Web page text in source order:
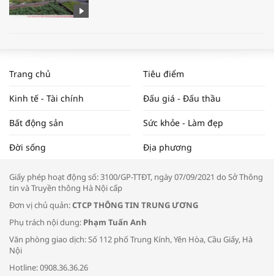
NAM NĂM 2024 VÀ NĂM 2025 | NHỊP
ĐẬP THỊ TRƯỜNG #62
Tọa đàm “Xúc tiến thương mại: Khơi
Bác sĩ tư vấn cách phòng tránh bệnh
đường hô hấp trong thời tiết giao mùa
Trang chủ Tiêu điểm
Kinh tế - Tài chính Đấu giá - Đấu thầu
Bất động sản Sức khỏe - Làm đẹp
Đời sống Địa phương
Giấy phép hoạt động số: 3100/GP-TTĐT, ngày 07/09/2021 do Sở Thông
tin và Truyền thông Hà Nội cấp
Đơn vị chủ quản:CTCP THÔNG TIN TRUNG ƯƠNG
Phụ trách nội dung: Phạm Tuấn Anh
Văn phòng giao dịch: Số 112 phố Trung Kính, Yên Hòa, Cầu Giấy, Hà
Nội
Hotline: 0908.36.36.26